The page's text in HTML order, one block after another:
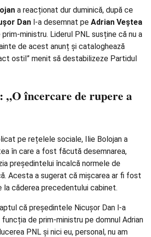
a reacționat dur duminică, după ce
Dan l-a desemnat pe Adrian Veștea
ministru. Liderul PNL susține că nu a
de acest anunț și cataloghează
ostil” menit să destabilizeze Partidul
încercare de rupere a
pe rețelele sociale, Ilie Bolojan a
în care a fost făcută desemnarea,
președintelui încalcă normele de
Acesta a sugerat că mișcarea ar fi fost
la căderea precedentului cabinet.
că președintele Nicușor Dan l-a
de prim-ministru pe domnul Adrian
PNL și nici eu, personal, nu am